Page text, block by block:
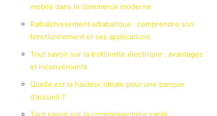
mobile dans le commerce moderne
Rafraîchissement adiabatique : comprendre son
fonctionnement et ses applications
Tout savoir sur la trottinette électrique : avantages
et inconvénients
Quelle est la hauteur idéale pour une banque
d’accueil ?